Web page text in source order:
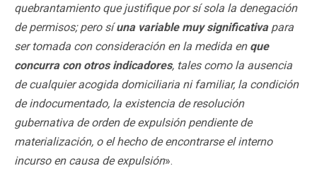
quebrantamiento que justifique por sí sola la denegación
de permisos; pero síuna variable muy significativapara
ser tomada con consideración en la medida en que
concurra con otros indicadores, tales como la ausencia
de cualquier acogida domiciliaria ni familiar, la condición
de indocumentado, la existencia de resolución
gubernativa de orden de expulsión pendiente de
materialización, o el hecho de encontrarse el interno
incurso en causa de expulsión».